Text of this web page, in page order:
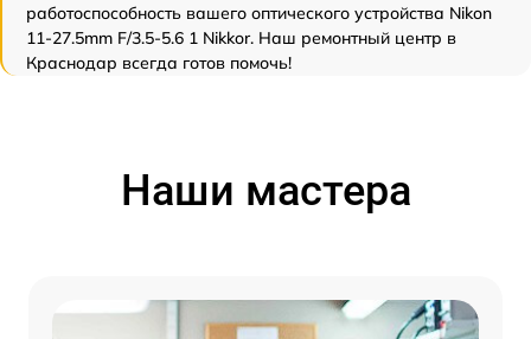
работоспособность вашего оптического устройства Nikon
11-27.5mm F/3.5-5.6 1 Nikkor. Наш ремонтный центр в
Краснодар всегда готов помочь!
Наши мастера